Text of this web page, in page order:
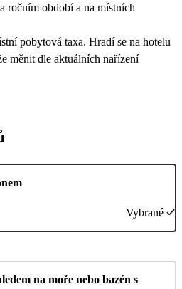
ročním období a na místních
pobytová taxa. Hradí se na hotelu
měnit dle aktuálních nařízení
Vybrané
na moře nebo bazén s